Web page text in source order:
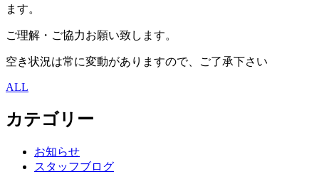
ます。
ご理解・ご協力お願い致します。
空き状況は常に変動がありますので、ご了承下さい
ALL
カテゴリー
お知らせ
スタッフブログ